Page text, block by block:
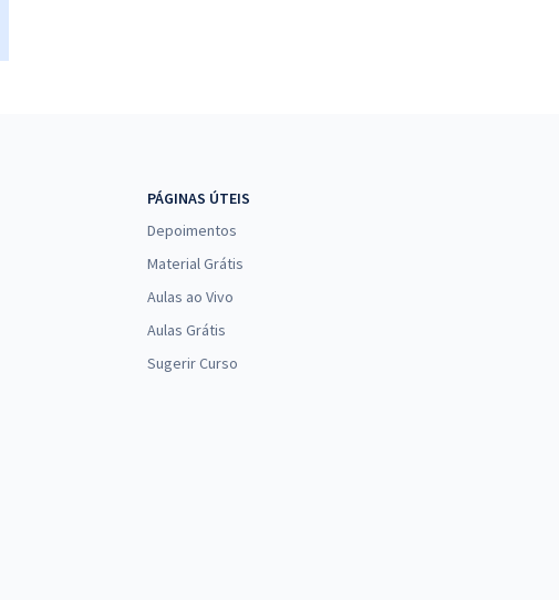
PÁGINAS ÚTEIS
Depoimentos
Material Grátis
Aulas ao Vivo
Aulas Grátis
Sugerir Curso